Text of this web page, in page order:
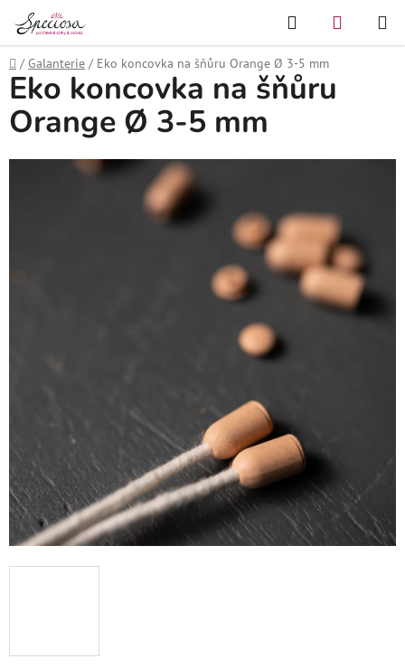
obsah
Hledat
KOŠÍK
Domů
/ Galanterie / Eko koncovka na šňůru Orange Ø 3-5 mm
Eko koncovka na šňůru
Orange Ø 3-5 mm